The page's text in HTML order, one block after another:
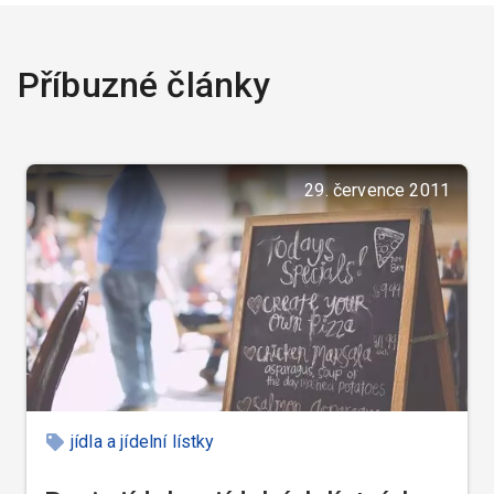
Příbuzné články
29. července 2011
jídla a jídelní lístky